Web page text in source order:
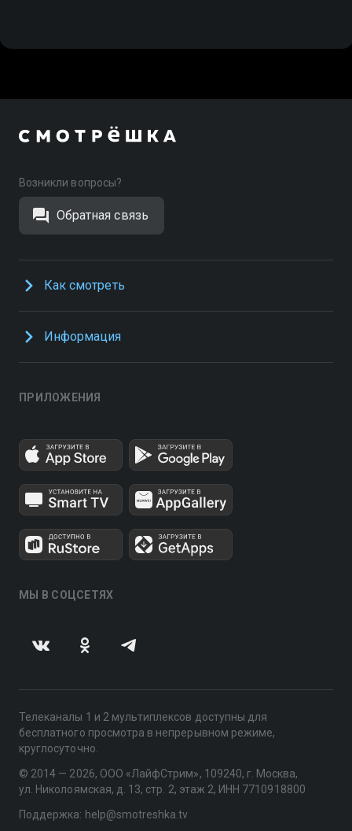
Возникли вопросы?
Обратная связь
Как смотреть
Информация
ПРИЛОЖЕНИЯ
МЫ В СОЦСЕТЯХ
Телеканалы 1 и 2 мультиплексов доступны для
бесплатного просмотра в непрерывном режиме,
круглосуточно.
© 2014 — 2026, ООО «ЛайфСтрим», 109240, г. Москва,
ул. Николоямская, д. 13, стр. 2, этаж 2, ИНН 7710918800
Поддержка: help@smotreshka.tv